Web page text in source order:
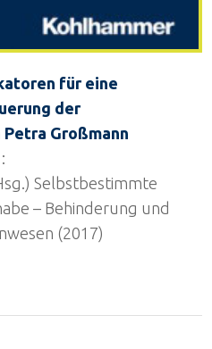
für eine
der
Petra Großmann
:
Selbstbestimmte
– Behinderung und
(2017)